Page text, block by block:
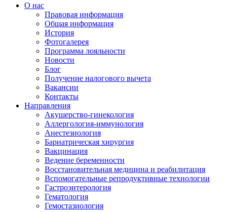
О нас
Правовая информация
Общая информация
История
Фотогалерея
Программа лояльности
Новости
Блог
Получение налогового вычета
Вакансии
Контакты
Направления
Акушерство-гинекология
Аллергология-иммунология
Анестезиология
Бариатрическая хирургия
Вакцинация
Ведение беременности
Восстановительная медицина и реабилитация
Вспомогательные репродуктивные технологии
Гастроэнтерология
Гематология
Гемостазиология